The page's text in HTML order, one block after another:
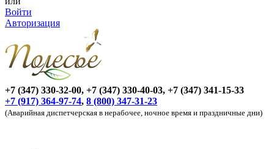
Войти
Авторизация
+7 (347) 330-32-00, +7 (347) 330-40-03, +7 (347) 341-15-33
+7 (917) 364-97-74, 8 (800) 347-31-23
(Аварийная диспетчерская в нерабочее, ночное время и праздничные дни)